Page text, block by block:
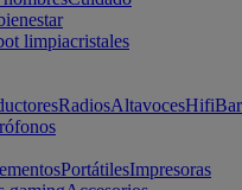
limpiacristales
RadiosAltavocesHifi
PortátilesImpresoras